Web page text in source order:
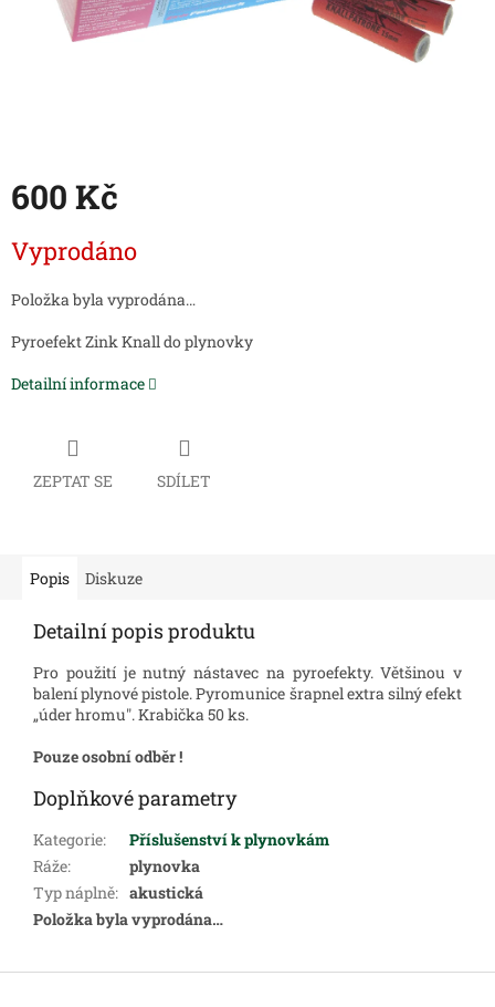
600 Kč
cena:
Vyprodáno
Položka byla vyprodána…
Pyroefekt Zink Knall do plynovky
Detailní informace
ZEPTAT SE SDÍLET
Popis Diskuze
Detailní popis produktu
Pro použití je nutný nástavec na pyroefekty. Většinou v
balení plynové pistole. Pyromunice šrapnel extra silný efekt
„úderhromu". Krabička 50 ks.
Pouze osobní odběr !
Doplňkové parametry
Kategorie:
Příslušenství k plynovkám
Ráže:
plynovka
Typ náplně: akustická
Položka byla vyprodána…
Z